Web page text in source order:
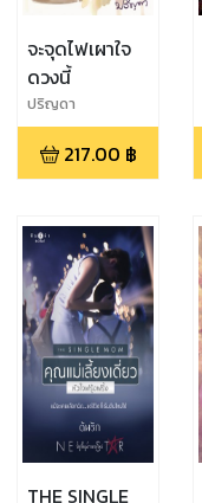
จะจุดไฟเผาใจ
ดวงนี้
ปริญดา
217.00 ฿
THE SINGLE